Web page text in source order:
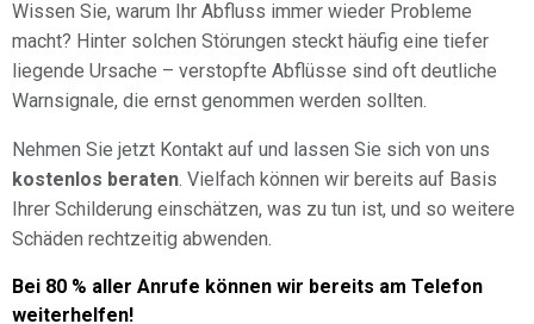
Wissen Sie, warum Ihr Abfluss immer wieder Probleme
macht? Hinter solchen Störungen steckt häufig eine tiefer
liegende Ursache – verstopfte Abflüsse sind oft deutliche
Warnsignale, die ernst genommen werden sollten.
Nehmen Sie jetzt Kontakt auf und lassen Sie sich von uns
kostenlos beraten. Vielfach können wir bereits auf Basis
Ihrer Schilderung einschätzen, was zu tun ist, und so weitere
Schäden rechtzeitig abwenden.
Bei 80 % aller Anrufe können wir bereits am Telefon
weiterhelfen!